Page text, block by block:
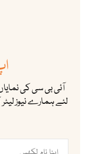
آئی بی سی کی
لئے ہمارے نیوز